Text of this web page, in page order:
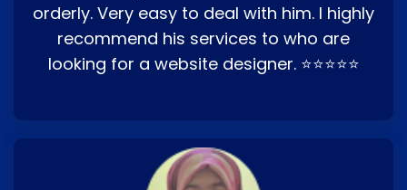
orderly. Very easy to deal with him. I highly
recommend his services to who are
looking for a website designer. ⭐⭐⭐⭐⭐